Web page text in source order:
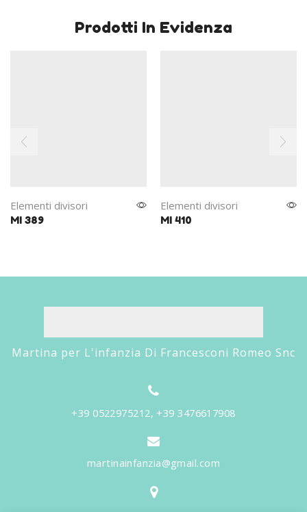
Prodotti In Evidenza
Elementi divisori
MI 389
Elementi divisori
MI 410
Martina per L'infanzia Di Francesconi Romeo Snc
+39 0522975212, +39 3476617908
martinainfanzia@gmail.com